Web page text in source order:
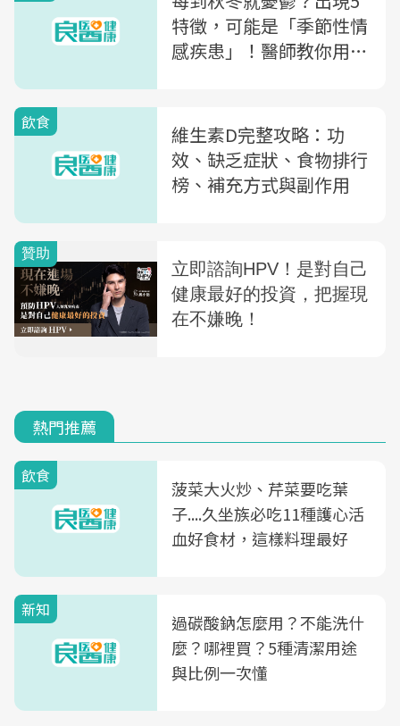
特徵，可能是「季節性情
感疾患」！醫師教你用4
飲食
維生素D完整攻略：功
效、缺乏症狀、食物排行
榜、補充方式與副作用
熱門推薦
飲食
菠菜大火炒、芹菜要吃葉
子....久坐族必吃11種護心活
血好食材，這樣料理最好
新知
過碳酸鈉怎麼用？不能洗什
麼？哪裡買？5種清潔用途
與比例一次懂